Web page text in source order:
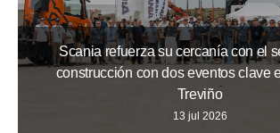
Scania refuerza su cercanía con el
construcción con dos eventos clave
Treviño
13 jul 2026